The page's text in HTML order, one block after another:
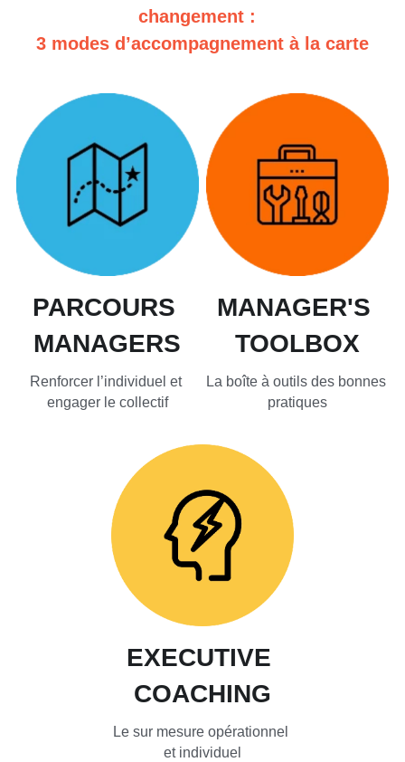
changement :
3 modes d’accompagnement à la carte
PARCOURS
MANAGERS
Renforcer l’individuel et
engager le collectif
MANAGER'S
TOOLBOX
La boîte à outils des bonnes
pratiques
EXECUTIVE
COACHING
Le sur mesure opérationnel
et individuel